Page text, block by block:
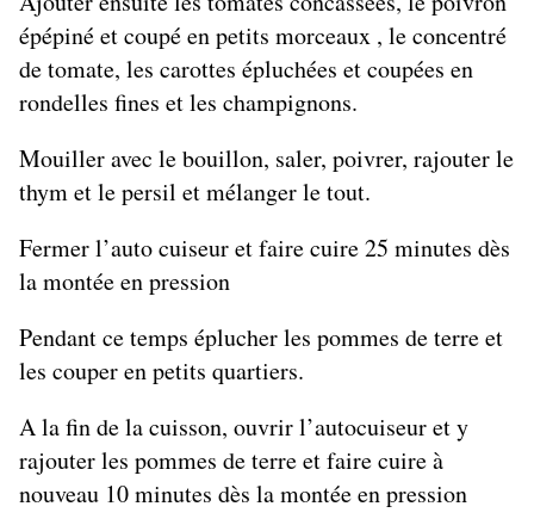
épépiné et coupé en petits morceaux , le concentré
de tomate, les carottes épluchées et coupées en
rondelles fines et les champignons.
Mouiller avec le bouillon, saler, poivrer, rajouter le
thym et le persil et mélanger le tout.
Fermer l’auto cuiseur et faire cuire 25 minutes dès
la montée en pression
Pendant ce temps éplucher les pommes de terre et
les couper en petits quartiers.
A la fin de la cuisson, ouvrir l’autocuiseur et y
rajouter les pommes de terre et faire cuire à
nouveau 10 minutes dès la montée en pression